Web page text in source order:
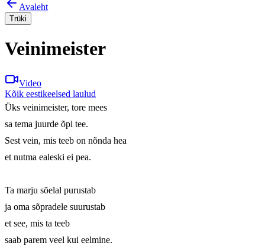
Avaleht
Trüki
Veinimeister
Video
Kõik eestikeelsed laulud
Üks veinimeister, tore mees
sa tema juurde õpi tee.
Sest vein, mis teeb on nõnda hea
et nutma ealeski ei pea.
Ta marju sõelal purustab
ja oma sõpradele suurustab
et see, mis ta teeb
saab parem veel kui eelmine.